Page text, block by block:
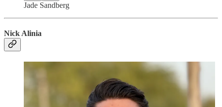
Jade Sandberg
Nick Alinia